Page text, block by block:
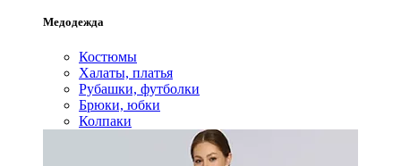
Медодежда
Костюмы
Халаты, платья
Рубашки, футболки
Брюки, юбки
Колпаки